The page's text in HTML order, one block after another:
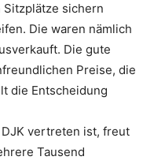
Sitzplätze sichern
Die waren nämlich
Die gute
Preise, die
die Entscheidung
DJK vertreten ist, freut
Tausend